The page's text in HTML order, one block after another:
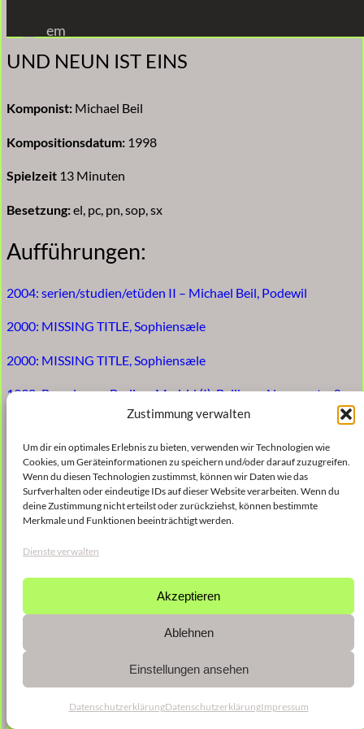
Zustimmung verwalten
Um dir ein optimales Erlebnis zu bieten, verwenden wir Technologien wie
Cookies, um Geräteinformationen zu speichern und/oder darauf zuzugreifen.
Wenn du diesen Technologien zustimmst, können wir Daten wie das
Surfverhalten oder eindeutige IDs auf dieser Website verarbeiten. Wenn du
deine Zustimmung nicht erteilst oder zurückziehst, können bestimmte
Merkmale und Funktionen beeinträchtigt werden.
Dienste verwalten
Akzeptieren
Ablehnen
Einstellungen ansehen
DatenschutzerklärungDatenschutzerklärungImpressum
Inhalt
springen
em
UND NEUN IST EINS
Komponist: Michael Beil
Kompositionsdatum: 1998
Spielzeit 13 Minuten
Besetzung:el, pc, pn, sop, sx
Aufführungen:
2004: serien/studien/etüden II – Michael Beil, Podewil
2000: MISSING TITLE, Sophiensæle
2000: MISSING TITLE, Sophiensæle
1998: Barcelona – Berlin – Madrid (I), Ballhaus Naunynstraße
1998: 5è festival de músiques contemporànies de barcelona,
SGAE Barcelona – Sociedad General de Autores y Editores –
Auditorio
1998: minimalisms – Festival der Berliner Gesellschaft für Neue
Musik e.V., Podewil